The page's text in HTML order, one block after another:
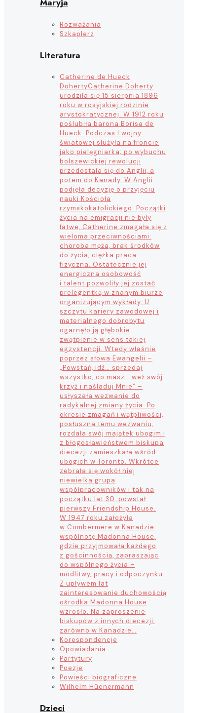
Maryja
Rozważania
Szkaplerz
Literatura
Catherine de Hueck
DohertyCatherine Doherty
urodziła się 15 sierpnia 1896
roku w rosyjskiej rodzinie
arystokratycznej. W 1912 roku
poślubiła barona Borisa de
Hueck. Podczas I wojny
światowej służyła na froncie
jako pielęgniarka; po wybuchu
bolszewickiej rewolucji
przedostała się do Anglii, a
potem do Kanady. W Anglii
podjęła decyzję o przyjęciu
nauki Kościoła
rzymskokatolickiego. Początki
życia na emigracji nie były
łatwe, Catherine zmagała się z
wieloma przeciwnościami:
choroba męża, brak środków
do życia, ciężka praca
fizyczna. Ostatecznie jej
energiczna osobowość
i talent pozwoliły jej zostać
prelegentką w znanym biurze
organizującym wykłady. U
szczytu kariery zawodowej i
materialnego dobrobytu
ogarnęło ją głębokie
zwątpienie w sens takiej
egzystencji. Wtedy właśnie
poprzez słowa Ewangelii –
„Powstań, idź… sprzedaj
wszystko, co masz… weź swój
krzyż i naśladuj Mnie” –
usłyszała wezwanie do
radykalnej zmiany życia. Po
okresie zmagań i wątpliwości,
posłuszna temu wezwaniu,
rozdała swój majątek ubogim i
z błogosławieństwem biskupa
diecezji zamieszkała wśród
ubogich w Toronto. Wkrótce
zebrała się wokół niej
niewielka grupa
współpracowników i tak na
początku lat 30. powstał
pierwszy Friendship House.
W 1947 roku założyła
w Combermere w Kanadzie
wspólnotę Madonna House,
gdzie przyjmowała każdego
z gościnnością, zapraszając
do wspólnego życia –
modlitwy, pracy i odpoczynku.
Z upływem lat
zainteresowanie duchowością
ośrodka Madonna House
wzrosło. Na zaproszenie
biskupów z innych diecezji,
zarówno w Kanadzie…
Korespondencje
Opowiadania
Partytury
Poezje
Powieści biograficzne
Wilhelm Hüenermann
Dzieci